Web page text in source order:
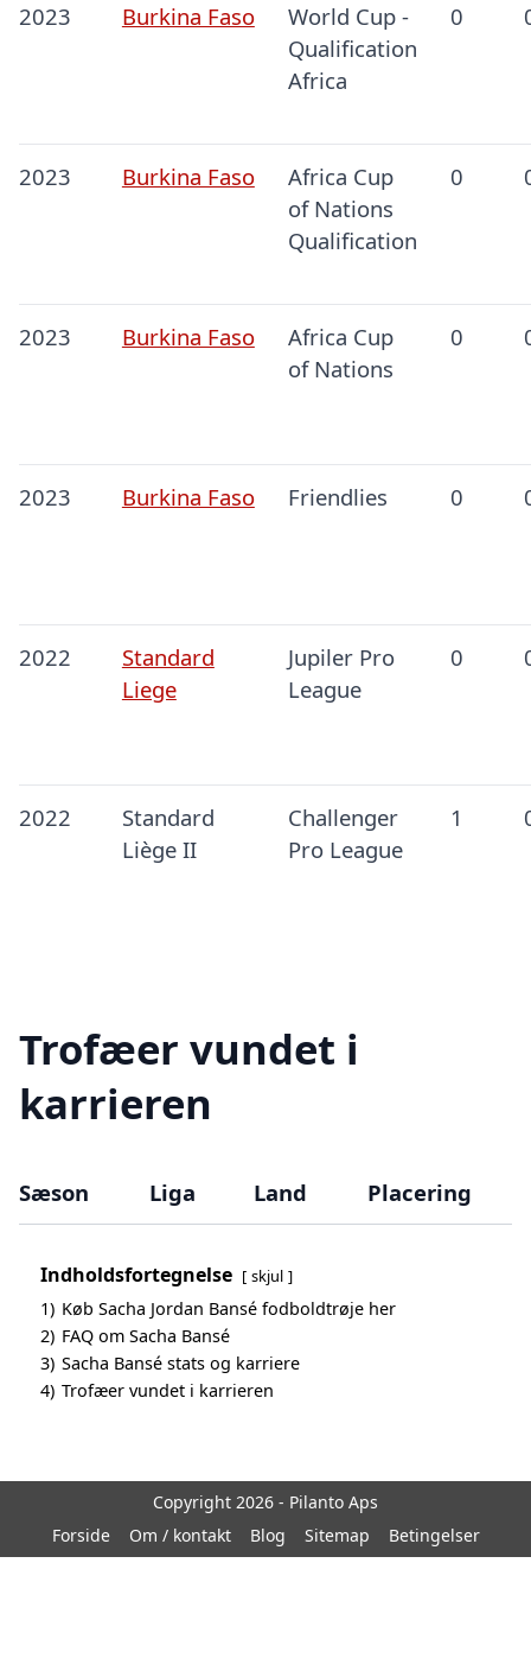
2023 Burkina Faso
World Cup -
Qualification
Africa
0
2023 Burkina Faso
Africa Cup
of Nations
Qualification
0
2023 Burkina Faso
Africa Cup
of Nations
0
2023 Burkina Faso Friendlies 0
2022
Standard
Liege
Jupiler Pro
League
0
2022
Standard
Liège II
Challenger
Pro League
1
Trofæer vundet i
karrieren
Sæson Liga Land Placering
Indholdsfortegnelse skjul
1) Køb Sacha Jordan Bansé fodboldtrøje her
2) FAQ om Sacha Bansé
3) Sacha Bansé stats og karriere
4) Trofæer vundet i karrieren
Copyright 2026 - Pilanto Aps
Forside
Om / kontakt Blog Sitemap Betingelser